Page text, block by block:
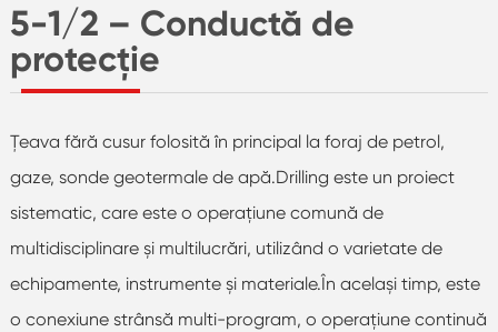
5-1/2 – Conductă de
protecție
Ţeava fără cusur folosită în principal la foraj de petrol,
gaze, sonde geotermale de apă.Drilling este un proiect
sistematic, care este o operațiune comună de
multidisciplinare și multilucrări, utilizând o varietate de
echipamente, instrumente și materiale.În același timp, este
o conexiune strânsă multi-program, o operațiune continuă